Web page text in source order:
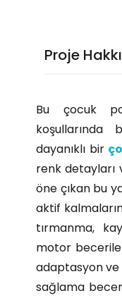
Proje
Bu çocuk
koşullarında
dayanıklı bir
renk detayları
öne çıkan bu
aktif
tırmanma,
motor
adaptasyon ve
sağlama